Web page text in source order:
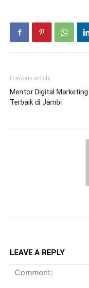
Previous article
Mentor Digital Marketing
Terbaik di Jambi
LEAVE A REPLY